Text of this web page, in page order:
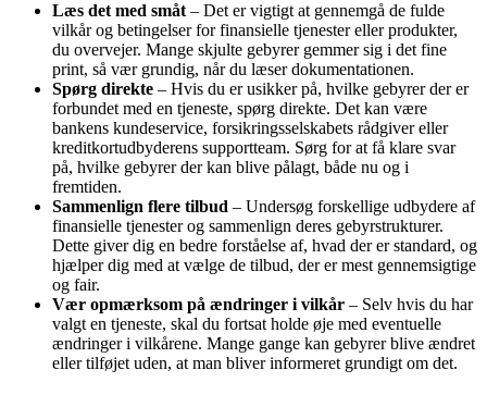
Læs det med småt– Det er vigtigt at gennemgå de fulde
vilkår og betingelser for finansielle tjenester eller produkter,
du overvejer. Mange skjulte gebyrer gemmer sig i det fine
print, så vær grundig, når du læser dokumentationen.
Spørg direkte – Hvis du er usikker på, hvilke gebyrer der er
forbundet med en tjeneste, spørg direkte. Det kan være
bankens kundeservice, forsikringsselskabets rådgiver eller
kreditkortudbyderens supportteam. Sørg for at få klare svar
på, hvilke gebyrer der kan blive pålagt, både nu og i
fremtiden.
Sammenlign flere tilbud – Undersøg forskellige udbydere af
finansielle tjenester og sammenlign deres gebyrstrukturer.
Dette giver dig en bedre forståelse af, hvad der er standard, og
hjælper dig med at vælge de tilbud, der er mest gennemsigtige
og fair.
Vær opmærksom på ændringer i vilkår – Selv hvis du har
valgt en tjeneste, skal du fortsat holde øje med eventuelle
ændringer i vilkårene. Mange gange kan gebyrer blive ændret
eller tilføjet uden, at man bliver informeret grundigt om det.